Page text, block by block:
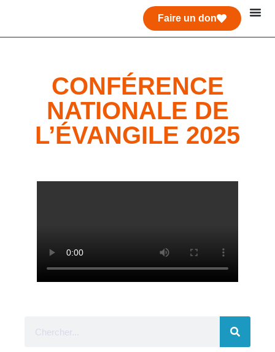
Faire un don
CONFÉRENCE
NATIONALE DE
L’ÉVANGILE 2025